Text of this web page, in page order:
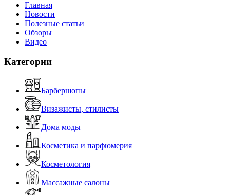
Главная
Новости
Полезные статьи
Обзоры
Видео
Категории
Барбершопы
Визажисты, стилисты
Дома моды
Косметика и парфюмерия
Косметология
Массажные салоны